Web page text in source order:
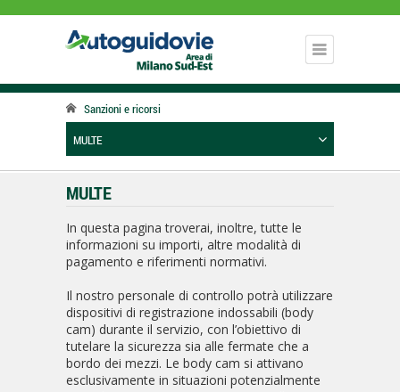
Sanzioni e ricorsi
MULTE
MULTE
In questa pagina troverai, inoltre, tutte le
informazioni su importi, altre modalità di
pagamento e riferimenti normativi.
Il nostro personale di controllo potrà utilizzare
dispositivi di registrazione indossabili (body
cam) durante il servizio, con l’obiettivo di
tutelare la sicurezza sia alle fermate che a
bordo dei mezzi. Le body cam si attivano
esclusivamente in situazioni potenzialmente